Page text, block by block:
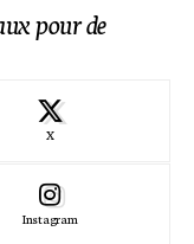
pour de
X
Instagram